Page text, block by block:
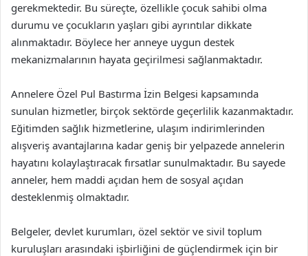
gerekmektedir. Bu süreçte, özellikle çocuk sahibi olma
durumu ve çocukların yaşları gibi ayrıntılar dikkate
alınmaktadır. Böylece her anneye uygun destek
mekanizmalarının hayata geçirilmesi sağlanmaktadır.
Annelere Özel Pul Bastırma İzin Belgesi kapsamında
sunulan hizmetler, birçok sektörde geçerlilik kazanmaktadır.
Eğitimden sağlık hizmetlerine, ulaşım indirimlerinden
alışveriş avantajlarına kadar geniş bir yelpazede annelerin
hayatını kolaylaştıracak fırsatlar sunulmaktadır. Bu sayede
anneler, hem maddi açıdan hem de sosyal açıdan
desteklenmiş olmaktadır.
Belgeler, devlet kurumları, özel sektör ve sivil toplum
kuruluşları arasındaki işbirliğini de güçlendirmek için bir